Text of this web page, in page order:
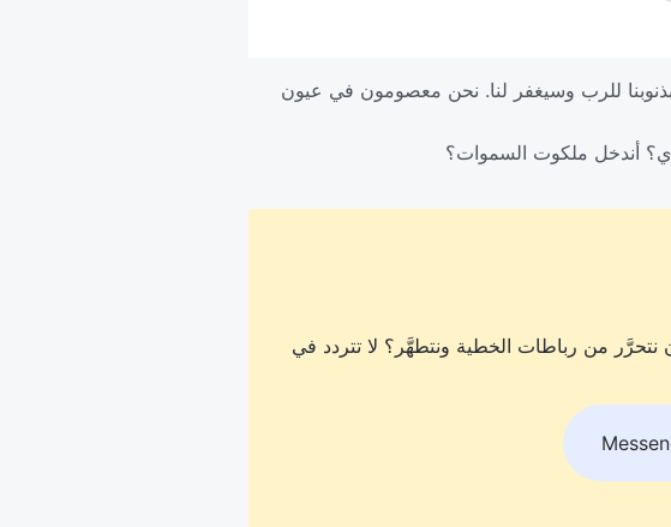
بذنوبنا للرب وسيغفر لنا. نحن معصومون في عيون
من رباطات الخطية ونتطهَّر؟ لا تتردد في